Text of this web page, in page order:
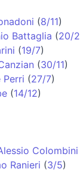
(8/11)
Battaglia (20/2
(19/7)
(30/11)
Perri (27/7)
(14/12)
Colombini
Ranieri (3/5)